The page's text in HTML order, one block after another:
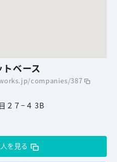
ベース
companies/387
２７−４ 3B
を見る